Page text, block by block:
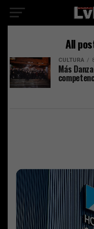
All
CULTURA
Más